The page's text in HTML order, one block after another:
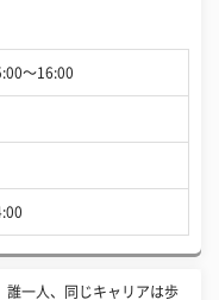
〜16:00
誰一人、同じキャリアは歩